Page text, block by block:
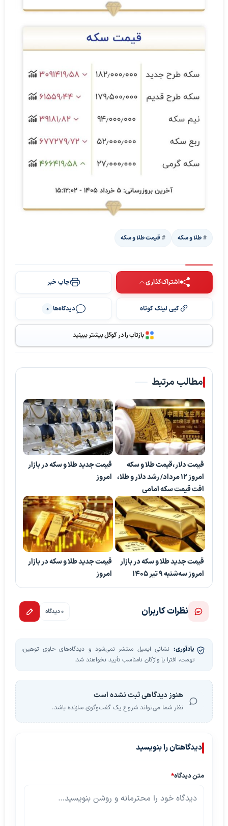
طلا و سکه قیمت طلا و سکه
اشتراک‌گذاری چاپ خبر
کپی لینک کوتاه دیدگاه‌ها 0
بازتاب را در گوگل بیشتر ببینید
مطالب مرتبط
قیمت دلار،قیمت طلا و سکه
امروز ۱۲ مرداد/ رشد دلار و طلا،
افت قیمت سکه امامی
قیمت جدید طلا و سکه در بازار
امروز
قیمت جدید طلا و سکه در بازار
امروز سه‌شنبه ۹ تیر ۱۴۰۵
قیمت جدید طلا و سکه در بازار
امروز
نظرات کاربران 0 دیدگاه
یادآوری: نشانی ایمیل منتشر نمی‌شود و دیدگاه‌های حاوی توهین،
تهمت، افترا یا واژگان نامناسب تأیید نخواهند شد.
هنوز دیدگاهی ثبت نشده است
نظر شما می‌تواند شروع یک گفت‌وگوی سازنده باشد.
دیدگاهتان را بنویسید
متن دیدگاه*